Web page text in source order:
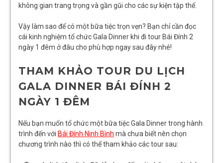
không gian trang trọng và gần gũi cho các sự kiện tập thể.
Vậy làm sao để có một bữa tiệc trọn vẹn? Bạn chỉ cần đọc
cái kinh nghiệm tổ chức Gala Dinner khi đi tour Bái Đính 2
ngày 1 đêm ở đâu cho phù hợp ngay sau đây nhé!
THAM KHẢO TOUR DU LỊCH
GALA DINNER BÁI ĐÍNH 2
NGÀY 1 ĐÊM
Nếu bạn muốn tổ chức một bữa tiệc Gala Dinner trong hành
trình đến với Bái Đính Ninh Bình mà chưa biết nên chọn
chương trình nào thì có thể tham khảo các tour sau: